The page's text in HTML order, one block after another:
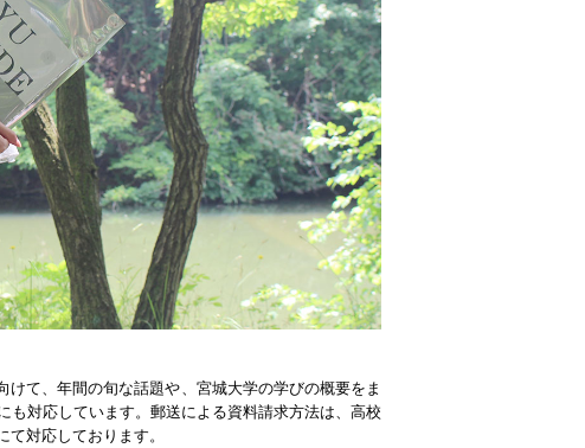
て、年間の旬な話題や、宮城大学の学びの概要をま
も対応しています。郵送による資料請求方法は、高校
対応しております。